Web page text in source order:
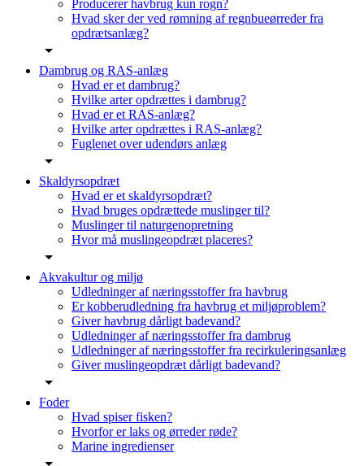
Producerer havbrug kun rogn?
Hvad sker der ved rømning af regnbueørreder fra
opdrætsanlæg?
Dambrug og RAS-anlæg
Hvad er et dambrug?
Hvilke arter opdrættes i dambrug?
Hvad er et RAS-anlæg?
Hvilke arter opdrættes i RAS-anlæg?
Fuglenet over udendørs anlæg
Skaldyrsopdræt
Hvad er et skaldyrsopdræt?
Hvad bruges opdrættede muslinger til?
Muslinger til naturgenopretning
Hvor må muslingeopdræt placeres?
Akvakultur og miljø
Udledninger af næringsstoffer fra havbrug
Er kobberudledning fra havbrug et miljøproblem?
Giver havbrug dårligt badevand?
Udledninger af næringsstoffer fra dambrug
Udledninger af næringsstoffer fra recirkuleringsanlæg
Giver muslingeopdræt dårligt badevand?
Foder
Hvad spiser fisken?
Hvorfor er laks og ørreder røde?
Marine ingredienser